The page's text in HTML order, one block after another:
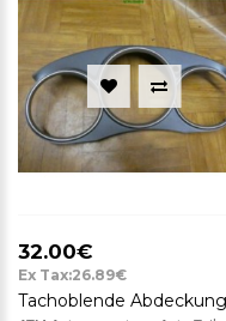
32.00€
Ex Tax:26.89€